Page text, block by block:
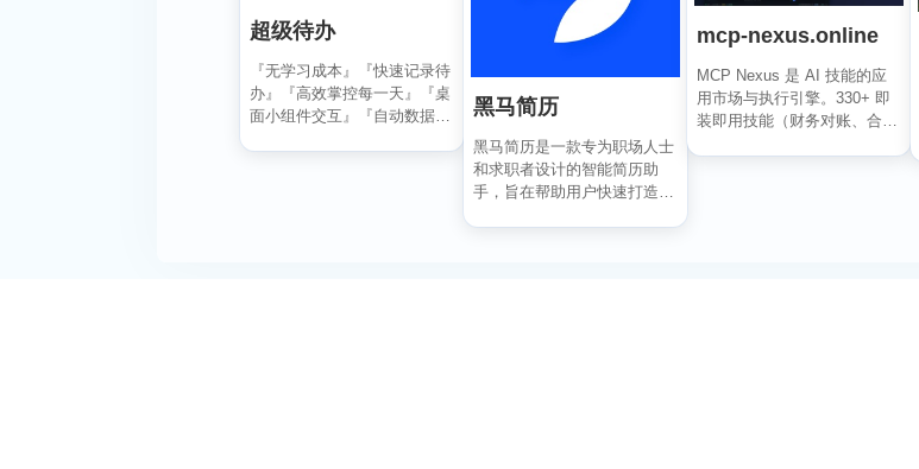
超级待办
『无学习成本』『快速记录待
办』『高效掌控每一天』『桌
面小组件交互』『自动数据同
黑马简历
黑马简历是一款专为职场人士
和求职者设计的智能简历助
手，旨在帮助用户快速打造专
mcp-nexus.online
MCP Nexus 是 AI 技能的应
用市场与执行引擎。330+ 即
装即用技能（财务对账、合同